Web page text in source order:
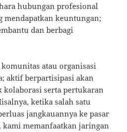
hubungan profesional
mendapatkan keuntungan;
dan berbagi
atau organisasi
aktif berpartisipasi akan
serta pertukaran
ketika salah satu
jangkauannya ke pasar
kami memanfaatkan jaringan